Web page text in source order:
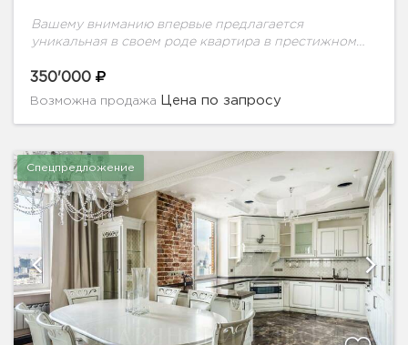
Вашему вниманию впервые предлагается
уникальная в своем роде квартира в престижном
с применением натуральных дорогостоящих
материалов. Идеальной планировкой
350'000
Возможна продажа Цена по запросу
Спецпредложение